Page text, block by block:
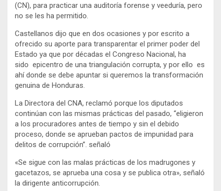
(CN), para practicar una auditoría forense y veeduría, pero
no se les ha permitido.
Castellanos dijo que en dos ocasiones y por escrito a
ofrecido su aporte para transparentar el primer poder del
Estado ya que por décadas el Congreso Nacional, ha
sido epicentro de una triangulación corrupta, y por ello es
ahí donde se debe apuntar si queremos la transformación
genuina de Honduras.
La Directora del CNA, reclamó porque los diputados
continúan con las mismas prácticas del pasado, “eligieron
a los procuradores antes de tiempo y sin el debido
proceso, donde se aprueban pactos de impunidad para
delitos de corrupción”. señaló
«Se sigue con las malas prácticas de los madrugones y
gacetazos, se aprueba una cosa y se publica otra», señaló
la dirigente anticorrupción.